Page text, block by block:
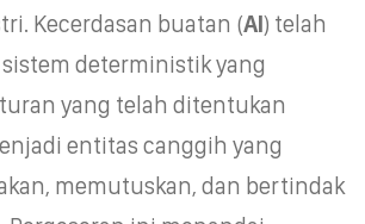
Kecerdasan buatan (AI) telah
deterministik yang
yang telah ditentukan
entitas canggih yang
memutuskan, dan bertindak